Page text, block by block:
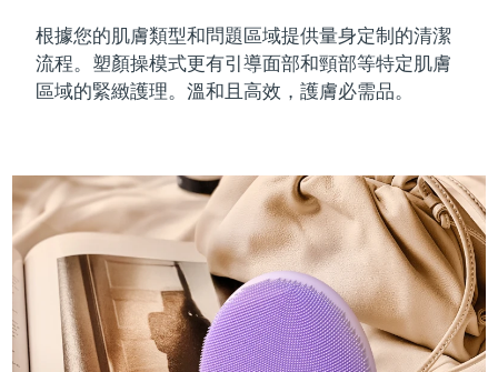
根據您的肌膚類型和問題區域提供量身定制的清潔
流程。塑顏操模式更有引導面部和頸部等特定肌膚
區域的緊緻護理。溫和且高效，護膚必需品。
LUNA™ 4 Plus
LUNA™ 4 Men
For men, anti-aging massage
LUNA™ 4 mini
For young skin, T-zone
BEAR™ 2 go
BEAR™ 2 eyes & lips
Microcurrent line smoothing device
面部提拉護理
Premium anti-aging skincare
補水保濕
UFO™ 3 套裝
UFO™ 3 LED
Near-infrared and red light therapy
device
UFO™ 3 mini
Red light therapy device for young skin
口腔護理
issa™ 4
issa™ 4 plus
Smart hybrid silicone sonic toothbrush
issa™ 4 smile
Hybrid silicone sonic toothbrush
抗老
FAQ™ 101
Clinical anti-aging
LED 護理
NEW
FAQ™ 201
LED mask
NEW
波士尼亞與赫塞哥維納 預計送達日期12/08/2026
汶萊 預計送達日期14/08/2026
加拿大 預計送達日期13/08/2026
智利 預計送達日期 13/08/2026
中國 預計送達日期09/08/2026
哥倫比亞 預計送達日期13/08/2026